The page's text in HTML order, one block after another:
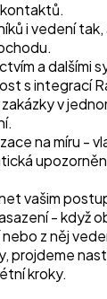
i vedení
a dalšími
s integrací
v
na míru -
vašim
- když
z něj
projdeme
kroky.